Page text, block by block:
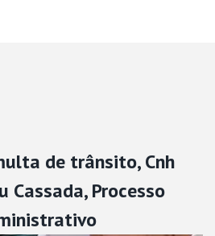
de trânsito, Cnh
Cassada, Processo